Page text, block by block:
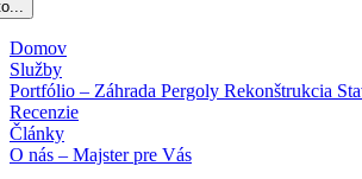
Domov
Služby
Portfólio – Záhrada Pergoly Rekonštrukcia
Recenzie
Články
O nás – Majster pre Vás